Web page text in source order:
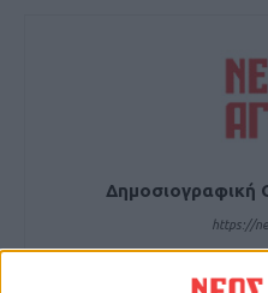
https://